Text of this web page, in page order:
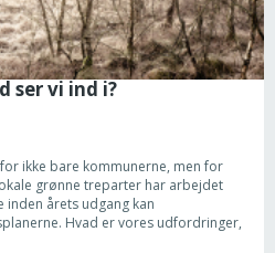
ser vi ind i?
ikke bare kommunerne, men for
grønne treparter har arbejdet
årets udgang kan
Hvad er vores udfordringer,